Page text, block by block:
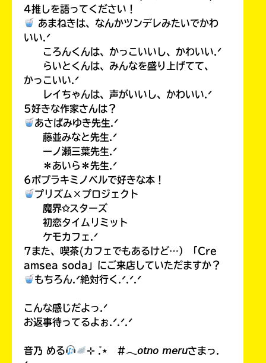
4推しを語ってください！
あまねきは、なんかツンデレみたいでかわ
いい.ᐟ
ころんくんは、かっこいいし、かわいい.ᐟ
らいとくんは、みんなを盛り上げてて、
かっこいい.ᐟ
レイちゃんは、声がいいし、かわいい.ᐟ
5好きな作家さんは？
あさばみゆき先生.ᐟ
藤並みなと先生.ᐟ
一ノ瀬三葉先生.ᐟ
＊あいら＊先生.ᐟ
6ポプラキミノベルで好きな本！
プリズム×プロジェクト
魔界✩スターズ
初恋タイムリミット
ケモカフェ.ᐟ
7また、喫茶(カフェでもあるけど…）「Cre
amsea soda」にご来店していただますか？
もちろん.ᐟ絶対行く.ᐟ.ᐟ.ᐟ
こんな感じだよっ.ᐟ
お返事待ってるよぉ.ᐟ.ᐟ.ᐟ
音乃 める
⊹ ̊.⋆ #𓂃𝘰𝘵𝘯𝘰 𝘮𝘦𝘳𝘶さまっ.